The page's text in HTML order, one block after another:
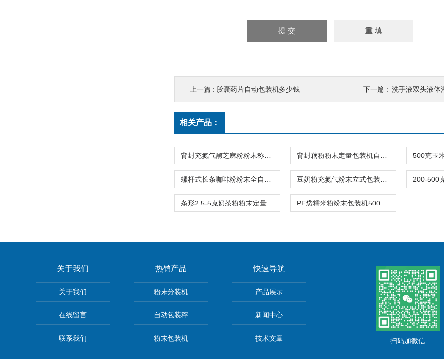
上一篇 : 胶囊药片自动包装机多少钱 下一篇 : 洗手液双头液体
相关产品：
关于我们
关于我们
在线留言
联系我们
热销产品
粉末分装机
自动包装秤
粉末包装机
快速导航
产品展示
新闻中心
技术文章 扫码加微信